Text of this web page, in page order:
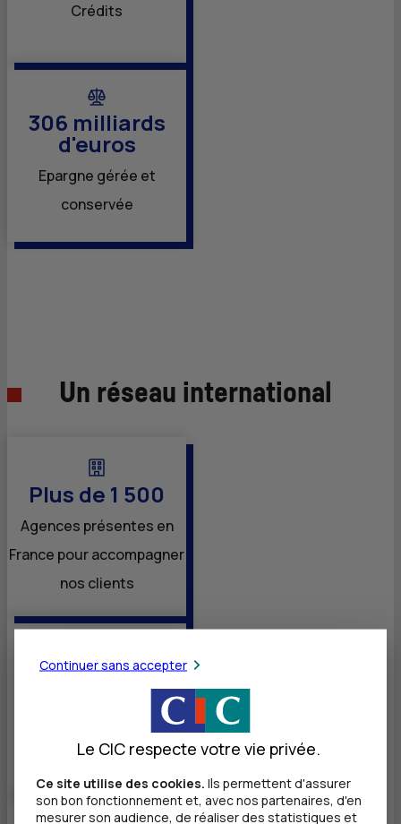
Crédits
306 milliards
d'euros
Epargne gérée et
conservée
Un réseau international
Plus de 1 500
Agences présentes en
France pour accompagner
nos clients
Près de 20 000
à la
disposition de leurs
Continuer sans accepter
Le CIC respecte votre vie privée.
Ce site utilise des cookies. Ils permettent d'assurer
son bon fonctionnement et, avec nos partenaires, d'en
mesurer son audience, de réaliser des statistiques et